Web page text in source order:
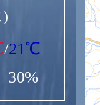
/21℃
30%